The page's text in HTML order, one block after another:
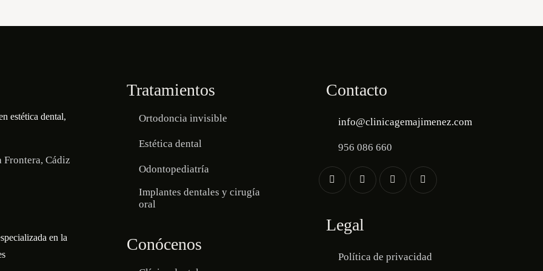
estética dental,
Frontera, Cádiz
en la
Tratamientos
Ortodoncia invisible
Estética dental
Odontopediatría
Implantes dentales y cirugía
oral
Conócenos
Contacto
info@clinicagemajimenez.com
956 086 660
Legal
Política de privacidad